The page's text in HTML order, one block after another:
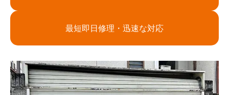
最短即日修理・迅速な対応